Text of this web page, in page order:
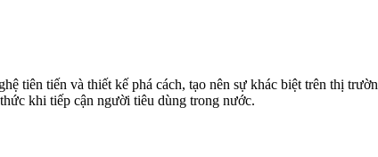
tiên tiến và thiết kế phá cách, tạo nên sự khác biệt trên thị
khi tiếp cận người tiêu dùng trong nước.